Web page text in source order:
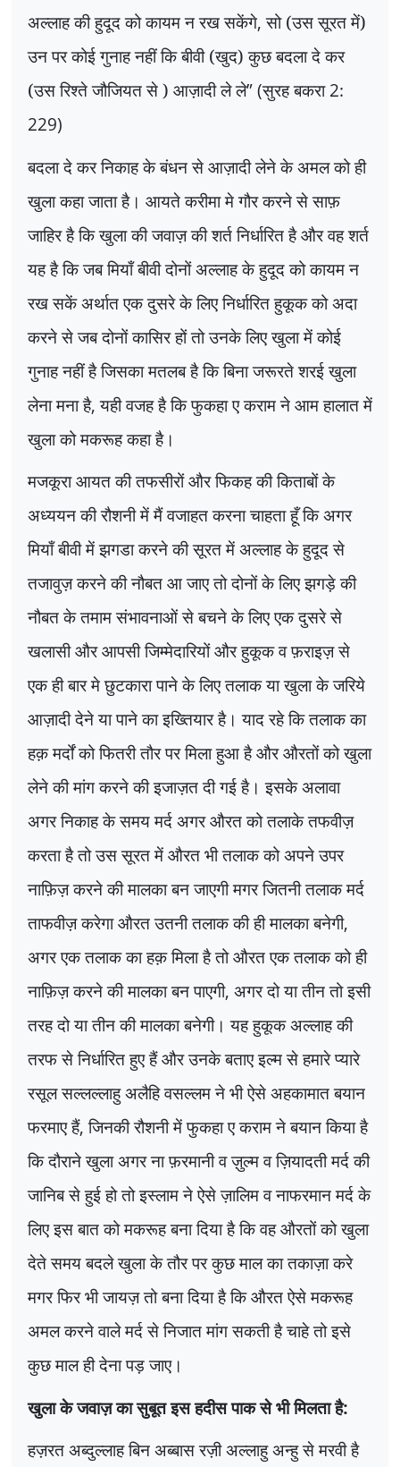
अल्लाह की हुदूद को कायम न रख सकेंगे,सो (उस सूरत में)
उन पर कोई गुनाह नहीं कि बीवी (खुद) कुछ बदला दे कर
(उस रिश्ते जौजियत से ) आज़ादी ले ले”(सुरह बकरा2:
229)
बदला दे कर निकाह के बंधन से आज़ादी लेने के अमल को ही
खुला कहा जाता है। आयते करीमा मे गौर करने से साफ़
जाहिर है कि खुला की जवाज़ की शर्त निर्धारित है और वह शर्त
यह है कि जब मियाँ बीवी दोनों अल्लाह के हुदूद को कायम न
रख सकें अर्थात एक दुसरे के लिए निर्धारित हुकूक को अदा
करने से जब दोनों कासिर हों तो उनके लिए खुला में कोई
गुनाह नहीं है जिसका मतलब है कि बिना जरूरते शरई खुला
लेना मना है,यही वजह है कि फुकहा ए कराम ने आम हालात में
खुला को मकरूह कहा है।
मजकूरा आयत की तफसीरों और फिकह की किताबों के
अध्ययन की रौशनी में मैं वजाहत करना चाहता हूँ कि अगर
मियाँ बीवी में झगडा करने की सूरत में अल्लाह के हुदूद से
तजावुज़ करने की नौबत आ जाए तो दोनों के लिए झगड़े की
नौबत के तमाम संभावनाओं से बचने के लिए एक दुसरे से
खलासी और आपसी जिम्मेदारियों और हुकूक व फ़राइज़ से
एक ही बार मे छुटकारा पाने के लिए तलाक या खुला के जरिये
आज़ादी देने या पाने का इख्तियार है। याद रहे कि तलाक का
हक़ मर्दों को फितरी तौर पर मिला हुआ है और औरतों को खुला
लेने की मांग करने की इजाज़त दी गई है। इसके अलावा
अगर निकाह के समय मर्द अगर औरत को तलाके तफवीज़
करता है तो उस सूरत में औरत भी तलाक को अपने उपर
नाफ़िज़ करने की मालका बन जाएगी मगर जितनी तलाक मर्द
ताफवीज़ करेगा औरत उतनी तलाक की ही मालका बनेगी,
अगर एक तलाक का हक़ मिला है तो औरत एक तलाक को ही
नाफ़िज़ करने की मालका बन पाएगी, अगर दो या तीन तो इसी
तरह दो या तीन की मालका बनेगी। यह हुकूक अल्लाह की
तरफ से निर्धारित हुए हैं और उनके बताए इल्म से हमारे प्यारे
रसूल सल्लल्लाहु अलैहि वसल्लम ने भी ऐसे अहकामात बयान
फरमाए हैं,जिनकी रौशनी में फुकहा ए कराम ने बयान किया है
कि दौराने खुला अगर ना फ़रमानी व ज़ुल्म व ज़ियादती मर्द की
जानिब से हुई हो तो इस्लाम ने ऐसे ज़ालिम व नाफरमान मर्द के
लिए इस बात को मकरूह बना दिया है कि वह औरतों को खुला
देते समय बदले खुला के तौर पर कुछ माल का तकाज़ा करे
मगर फिर भी जायज़ तो बना दिया है कि औरत ऐसे मकरूह
अमल करने वाले मर्द से निजात मांग सकती है चाहे तो इसे
कुछ माल ही देना पड़ जाए।
खुला के जवाज़ का सुबूत इस हदीस पाक से भी मिलता है:
हज़रत अब्दुल्लाह बिन अब्बास रज़ी अल्लाहु अन्हु से मरवी है